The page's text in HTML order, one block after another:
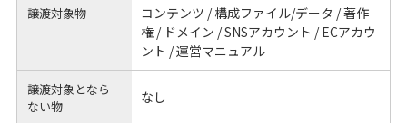
譲渡対象物
コンテンツ / 構成ファイル/データ / 著作
権 / ドメイン / SNSアカウント / ECアカウ
ント / 運営マニュアル
譲渡対象となら
ない物
なし